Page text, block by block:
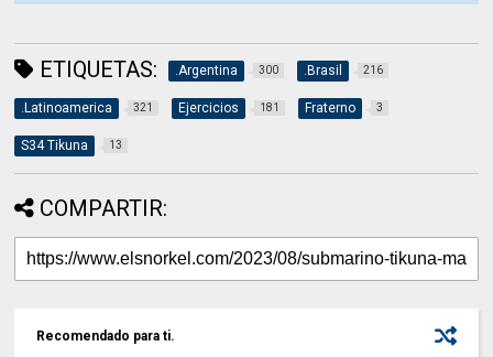
ETIQUETAS: .Argentina 300 .Brasil 216
.Latinoamerica 321 Ejercicios 181 Fraterno 3
S34 Tikuna 13
COMPARTIR:
Recomendado para ti.